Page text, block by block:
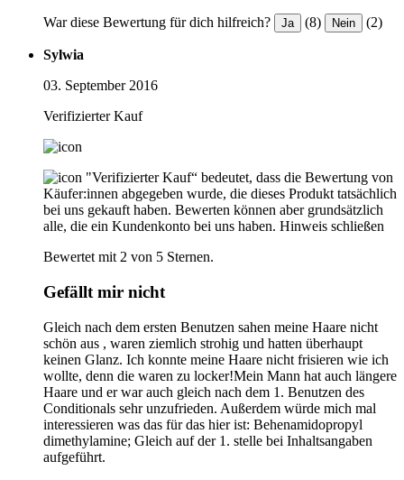
War diese Bewertung für dich hilfreich? Ja (8) Nein (2)
Sylwia
03. September 2016
Verifizierter Kauf
"Verifizierter Kauf“ bedeutet, dass die Bewertung von
Käufer:innen abgegeben wurde, die dieses Produkt tatsächlich
bei uns gekauft haben. Bewerten können aber grundsätzlich
alle, die ein Kundenkonto bei uns haben. Hinweis schließen
Bewertet mit 2 von 5 Sternen.
Gefällt mir nicht
Gleich nach dem ersten Benutzen sahen meine Haare nicht
schön aus , waren ziemlich strohig und hatten überhaupt
keinen Glanz. Ich konnte meine Haare nicht frisieren wie ich
wollte, denn die waren zu locker!Mein Mann hat auch längere
Haare und er war auch gleich nach dem 1. Benutzen des
Conditionals sehr unzufrieden. Außerdem würde mich mal
interessieren was das für das hier ist: Behenamidopropyl
dimethylamine; Gleich auf der 1. stelle bei Inhaltsangaben
aufgeführt.